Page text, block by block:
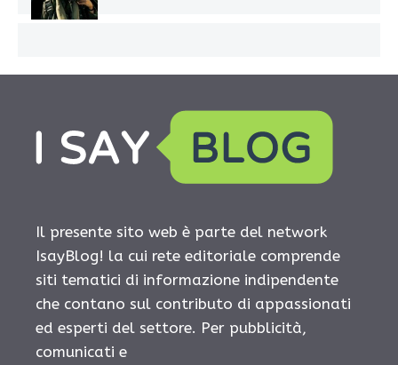
Il presente sito web è parte del network
IsayBlog! la cui rete editoriale comprende
siti tematici di informazione indipendente
che contano sul contributo di appassionati
ed esperti del settore. Per pubblicità,
comunicati e